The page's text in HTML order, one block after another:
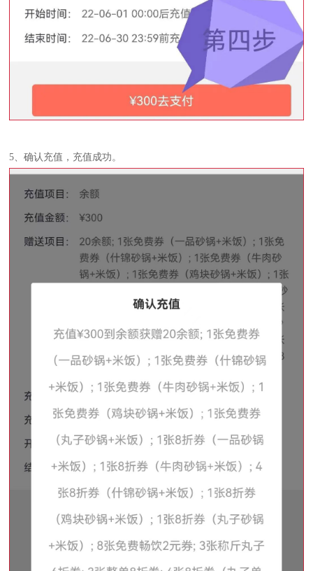
5、确认充值，充值成功。